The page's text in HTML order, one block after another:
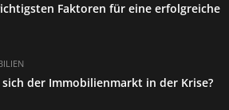
Faktoren für eine erfolgreiche
der Immobilienmarkt in der Krise?